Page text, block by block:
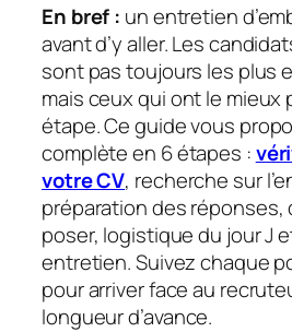
En bref : un entretien
avant d’y aller. Les
sont pas toujours les plus
mais ceux qui ont le mieux
étape. Ce guide vous
complète en 6 étapes :
votre CV, recherche sur
préparation des réponses,
poser, logistique du jour J
entretien. Suivez chaque
pour arriver face au
longueur d’avance.